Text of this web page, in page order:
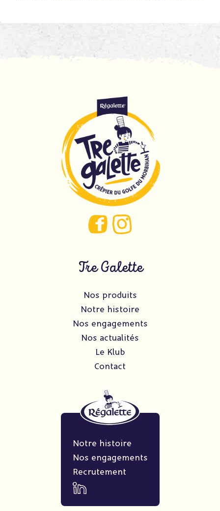
Tre Galette
Nos produits
Notre histoire
Nos engagements
Nos actualités
Le Klub
Contact
Notre histoire
Nos engagements
Recrutement